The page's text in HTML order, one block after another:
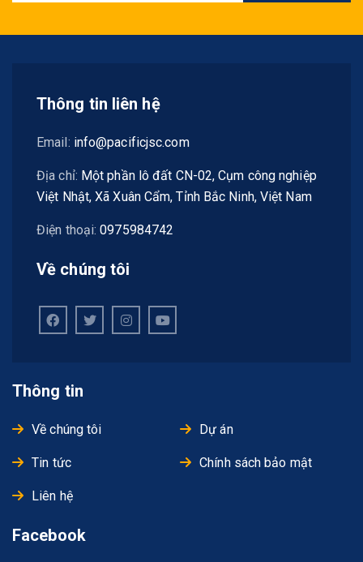
Thông tin liên hệ
Email: info@pacificjsc.com
Địa chỉ: Một phần lô đất CN-02, Cụm công nghiệp
Việt Nhật, Xã Xuân Cẩm, Tỉnh Bắc Ninh, Việt Nam
Điện thoại:0975984742
Về chúng tôi
Thông tin
Về chúng tôi Dự án
Tin tức Chính sách bảo mật
Liên hệ
Facebook